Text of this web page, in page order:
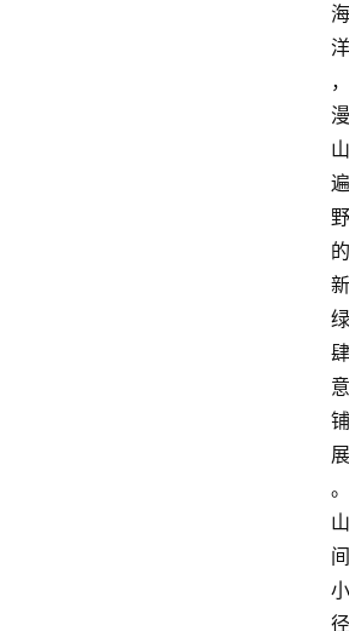
海
洋
，
漫
山
遍
野
的
新
绿
肆
意
铺
展
。
山
间
小
径